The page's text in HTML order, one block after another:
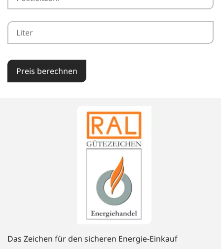
Preis berechnen
Das Zeichen für den sicheren Energie-Einkauf